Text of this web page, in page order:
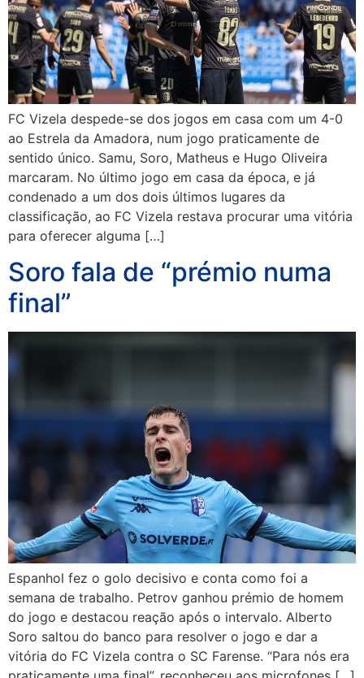
FC Vizela despede-se dos jogos em casa com um 4-0
ao Estrela da Amadora, num jogo praticamente de
sentido único. Samu, Soro, Matheus e Hugo Oliveira
marcaram. No último jogo em casa da época, e já
condenado a um dos dois últimos lugares da
classificação, ao FC Vizela restava procurar uma vitória
para oferecer alguma […]
Soro fala de “prémio numa
final”
Espanhol fez o golo decisivo e conta como foi a
semana de trabalho. Petrov ganhou prémio de homem
do jogo e destacou reação após o intervalo. Alberto
Soro saltou do banco para resolver o jogo e dar a
vitória do FC Vizela contra o SC Farense. “Para nós era